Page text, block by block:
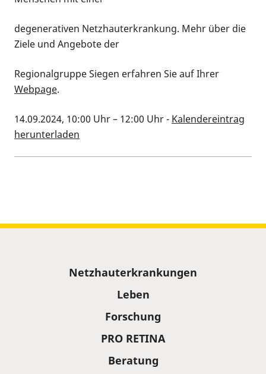
degenerativen Netzhauterkrankung. Mehr über die
Ziele und Angebote der
Regionalgruppe Siegen erfahren Sie auf Ihrer
Webpage.
14.09.2024, 10:00 Uhr– 12:00 Uhr- Kalendereintrag
herunterladen
Netzhauterkrankungen
Leben
Forschung
PRO RETINA
Beratung